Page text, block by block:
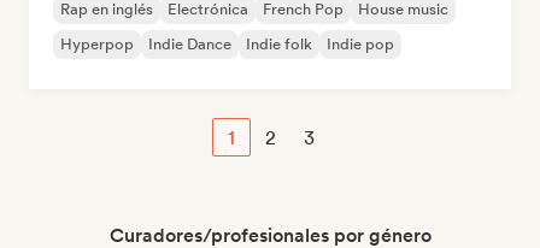
Rap en inglés Electrónica French Pop
House music
Hyperpop
Indie Dance Indie folk Indie pop
1 2 3
Curadores/profesionales por género